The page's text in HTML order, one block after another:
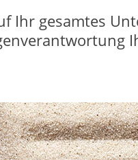
Ihr gesamtes